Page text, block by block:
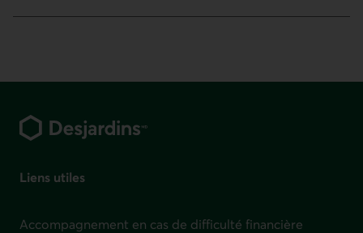
Liens utiles
Accompagnement en cas de difficulté financière